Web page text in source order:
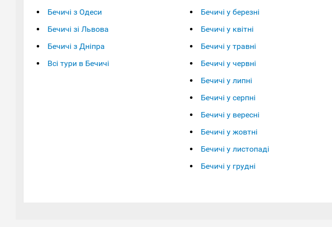
Бечичі з Одеси
Бечичі зі Львова
Бечичі з Дніпра
Всі тури в Бечичі
Бечичі у березні
Бечичі у квітні
Бечичі у травні
Бечичі у червні
Бечичі у липні
Бечичі у серпні
Бечичі у вересні
Бечичі у жовтні
Бечичі у листопаді
Бечичі у грудні